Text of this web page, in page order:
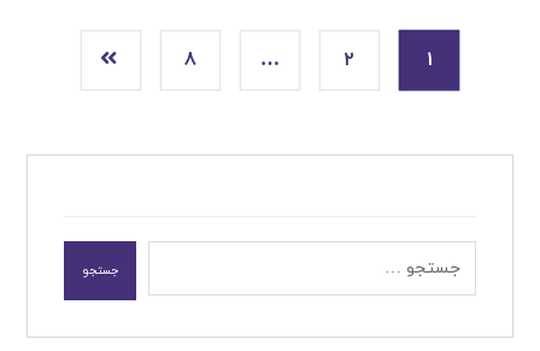
۱ ۲ … ۸
جستجو